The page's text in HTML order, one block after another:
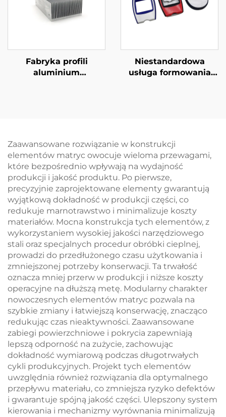
Fabryka profili
aluminium
Niestandardowa
usługa formowania
Zaawansowane rozwiązanie w konstrukcji
elementów matryc owocuje wieloma przewagami,
które bezpośrednio wpływają na wydajność
produkcji i jakość produktu. Po pierwsze,
precyzyjnie zaprojektowane elementy gwarantują
wyjątkową dokładność w produkcji części, co
redukuje marnotrawstwo i minimalizuje koszty
materiałów. Mocna konstrukcja tych elementów, z
wykorzystaniem wysokiej jakości narzędziowego
stali oraz specjalnych procedur obróbki cieplnej,
prowadzi do przedłużonego czasu użytkowania i
zmniejszonej potrzeby konserwacji. Ta trwałość
oznacza mniej przerw w produkcji i niższe koszty
operacyjne na dłuższą metę. Modularny charakter
nowoczesnych elementów matryc pozwala na
szybkie zmiany i łatwiejszą konserwację, znacząco
redukując czas nieaktywności. Zaawansowane
zabiegi powierzchniowe i pokrycia zapewniają
lepszą odporność na zużycie, zachowując
dokładność wymiarową podczas długotrwałych
cykli produkcyjnych. Projekt tych elementów
uwzględnia również rozwiązania dla optymalnego
przepływu materiału, co zmniejsza ryzyko defektów
i gwarantuje spójną jakość części. Ulepszony system
kierowania i mechanizmy wyrównania minimalizują